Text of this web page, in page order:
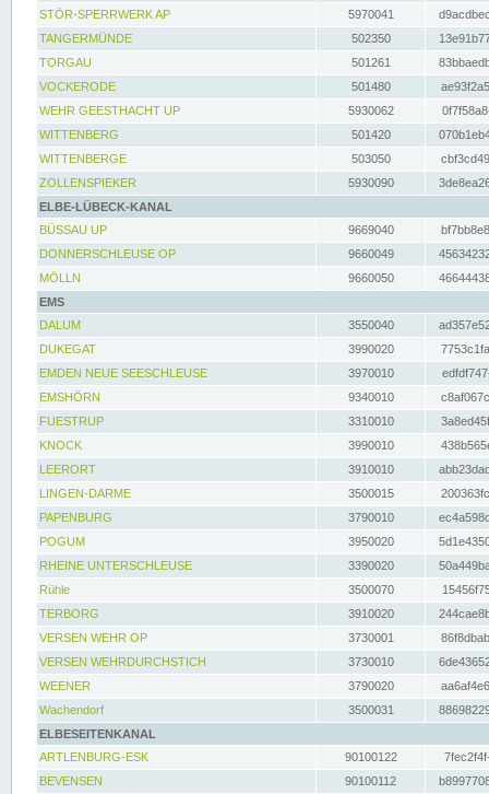
STÖR-SPERRWERK AP 5970041
TANGERMÜNDE
502350
TORGAU
501261
VOCKERODE
501480
WEHR GEESTHACHT UP
5930062
WITTENBERG
501420
WITTENBERGE
503050
ZOLLENSPIEKER
5930090
ELBE-LÜBECK-KANAL
BÜSSAU UP
9669040
DONNERSCHLEUSE OP
9660049
MÖLLN
9660050
EMS
DALUM
3550040
DUKEGAT
3990020
EMDEN NEUE SEESCHLEUSE
3970010
EMSHÖRN
9340010
FUESTRUP
3310010
KNOCK
3990010
LEERORT
3910010
LINGEN-DARME
3500015
PAPENBURG
3790010
POGUM
3950020
RHEINE UNTERSCHLEUSE
3390020
Rühle
3500070
TERBORG
3910020
VERSEN WEHR OP
3730001
VERSEN WEHRDURCHSTICH
3730010
WEENER
3790020
Wachendorf
3500031
ELBESEITENKANAL
ARTLENBURG-ESK
90100122
BEVENSEN
90100112